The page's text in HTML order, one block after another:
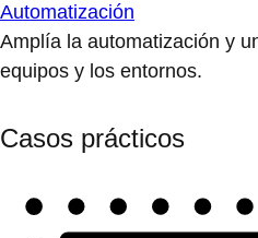
Automatización
Amplía la automatización y
equipos y los entornos.
Casos prácticos